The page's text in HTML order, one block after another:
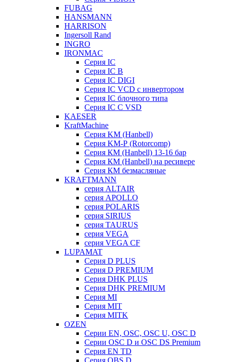
FUBAG
HANSMANN
HARRISON
Ingersoll Rand
INGRO
IRONMAC
Серия IC
Серия IC B
Серия IC DIGI
Серия IC VCD с инвертором
Серия IC блочного типа
Серия IC С VSD
KAESER
KraftMachine
Серия KM (Hanbell)
Серия KM-Р (Rotorcomp)
Серия КМ (Hanbell) 13-16 бар
Серия КМ (Hanbell) на ресивере
Серия КМ безмасляные
KRAFTMANN
серия ALTAIR
серия APOLLO
серия POLARIS
серия SIRIUS
серия TAURUS
серия VEGA
серия VEGA CF
LUPAMAT
Серия D PLUS
Серия D PREMIUM
Серия DHK PLUS
Серия DHK PREMIUM
Серия MI
Серия MIT
Серия MITK
OZEN
Серии EN, OSC, OSC U, OSC D
Серии OSC D и OSC DS Premium
Серия EN TD
Серия OBS D